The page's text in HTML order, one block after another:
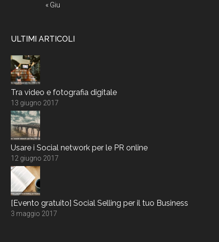
« Giu
ULTIMI ARTICOLI
Tra video e fotografia digitale
13 giugno 2017
Usare i Social network per le PR online
12 giugno 2017
[Evento gratuito] Social Selling per il tuo Business
3 maggio 2017